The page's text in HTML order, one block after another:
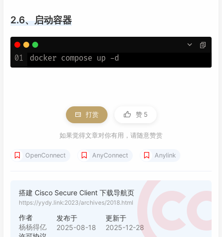
2.6、启动容器
01
打赏 赞 5
如果觉得文章对你有用，请随意赞赏
OpenConnect AnyConnect Anylink
搭建 Cisco Secure Client 下载导航页
https://yydy.link:2023/archives/2018.html
作者
杨杨得亿
发布于
2025-08-18
更新于
2025-12-28